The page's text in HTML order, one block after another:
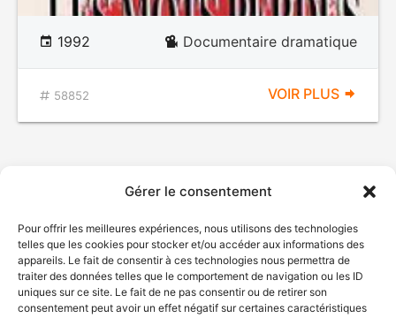
Gérer le consentement
Pour offrir les meilleures expériences, nous utilisons des technologies
telles que les cookies pour stocker et/ou accéder aux informations des
appareils. Le fait de consentir à ces technologies nous permettra de
traiter des données telles que le comportement de navigation ou les ID
uniques sur ce site. Le fait de ne pas consentir ou de retirer son
consentement peut avoir un effet négatif sur certaines caractéristiques
1992 Documentaire dramatique
58852 VOIR PLUS